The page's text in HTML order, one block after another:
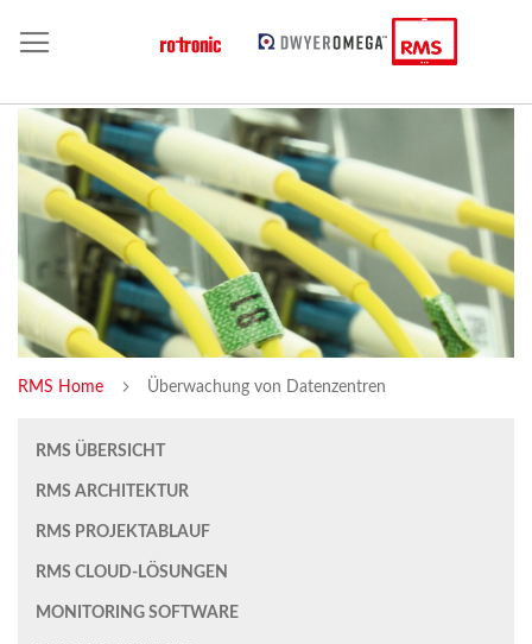
RMS Home Überwachung von Datenzentren
RMS ÜBERSICHT
RMS ARCHITEKTUR
RMS PROJEKTABLAUF
RMS CLOUD-LÖSUNGEN
MONITORING SOFTWARE